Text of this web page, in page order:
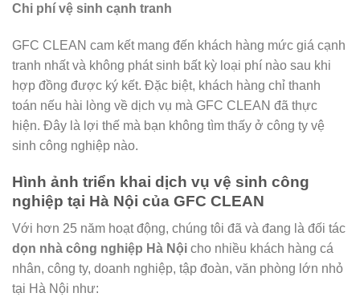
Chi phí vệ sinh cạnh tranh
GFC CLEAN cam kết mang đến khách hàng mức giá cạnh
tranh nhất và không phát sinh bất kỳ loại phí nào sau khi
hợp đồng được ký kết. Đặc biệt, khách hàng chỉ thanh
toán nếu hài lòng về dịch vụ mà GFC CLEAN đã thực
hiện. Đây là lợi thế mà bạn không tìm thấy ở công ty vệ
sinh công nghiệp nào.
Hình ảnh triển khai dịch vụ vệ sinh công
nghiệp tại Hà Nội của GFC CLEAN
Với hơn 25 năm hoạt động, chúng tôi đã và đang là đối tác
dọn nhà công nghiệp Hà Nội cho nhiều khách hàng cá
nhân, công ty, doanh nghiệp, tập đoàn, văn phòng lớn nhỏ
tại Hà Nội như: